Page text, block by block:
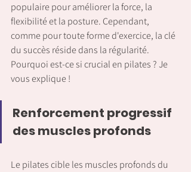
populaire pour améliorer la force, la
flexibilité et la posture. Cependant,
comme pour toute forme d'exercice, la clé
du succès réside dans la régularité.
Pourquoi est-ce si crucial en pilates ? Je
vous explique !
Renforcement progressif
des muscles profonds
Le pilates cible les muscles profonds du